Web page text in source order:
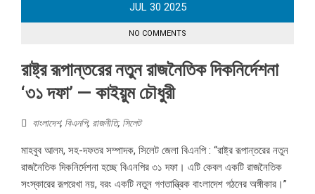
JUL 30 2025
NO COMMENTS
রাষ্ট্র রূপান্তরের নতুন রাজনৈতিক দিকনির্দেশনা
‘৩১ দফা’ — কাইয়ুম চৌধুরী
বাংলাদেশ, বিএনপি, রাজনীতি, সিলেট
মাহবুব আলম, সহ-দফতর সম্পাদক, সিলেট জেলা বিএনপি : “রাষ্ট্র রূপান্তরের নতুন
রাজনৈতিক দিকনির্দেশনা হচ্ছে বিএনপির ৩১ দফা। এটি কেবল একটি রাজনৈতিক
সংস্কারের রূপরেখা নয়, বরং একটি নতুন গণতান্ত্রিক বাংলাদেশ গঠনের অঙ্গীকার।”